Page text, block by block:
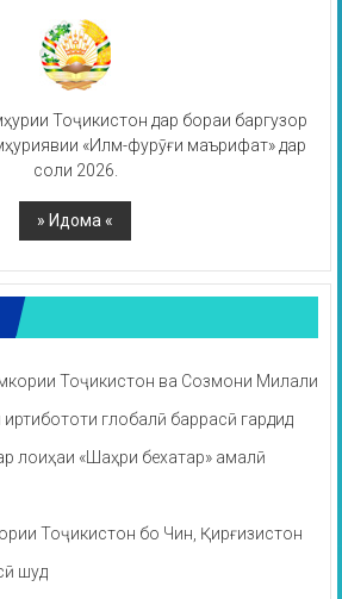
Тоҷикистон дар бораи баргузор
«Илм-фурӯғи маърифат» дар
соли 2026.
Тоҷикистон ва Созмони Милали
глобалӣ баррасӣ гардид
лоиҳаи «Шаҳри бехатар» амалӣ
Тоҷикистон бо Чин, Қирғизистон
шуд